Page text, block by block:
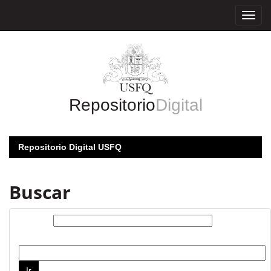
RepositorioDigital
Repositorio Digital USFQ
Buscar